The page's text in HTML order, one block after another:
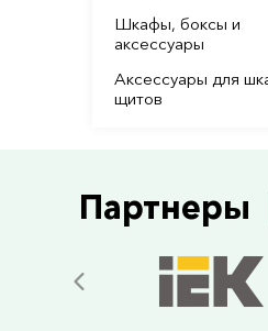
Шкафы, боксы и
аксессуары
Аксессуары для
щитов
Партнеры